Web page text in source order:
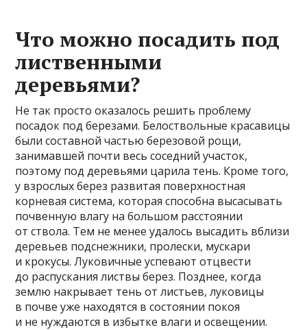
Что можно посадить под
лиственными
деревьями?
Не так просто оказалось решить проблему
посадок под березами. Белоствольные красавицы
были составной частью березовой рощи,
занимавшей почти весь соседний участок,
поэтому под деревьями царила тень. Кроме того,
у взрослых берез развитая поверхностная
корневая система, которая способна высасывать
почвенную влагу на большом расстоянии
от ствола. Тем не менее удалось высадить вблизи
деревьев подснежники, пролески, мускари
и крокусы. Луковичные успевают отцвести
до распускания листвы берез. Позднее, когда
землю накрывает тень от листьев, луковицы
в почве уже находятся в состоянии покоя
и не нуждаются в избытке влаги и освещении.